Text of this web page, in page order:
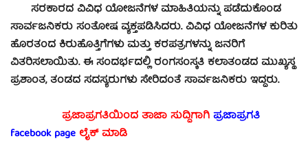
ಸರಕಾರದ ವಿವಿಧ ಯೋಜನೆಗಳ ಮಾಹಿತಿಯನ್ನು ಪಡೆದುಕೊಂಡ
ಸಾರ್ವಜನಿಕರು ಸಂತೋಷ ವ್ಯಕ್ತಪಡಿಸಿದರು. ವಿವಿಧ ಯೋಜನೆಗಳ ಕುರಿತು
ಹೊರತಂದ ಕಿರುಹೊತ್ತಿಗೆಗಳು ಮತ್ತು ಕರಪತ್ರಗಳನ್ನು ಜನರಿಗೆ
ವಿತರಿಸಲಾಯಿತು. ಈ ಸಂದರ್ಭದಲ್ಲಿ ರಂಗಸಂಸ್ಕತಿ ಕಲಾತಂಡದ ಮುಖ್ಯಸ್ಥ
ಪ್ರಶಾಂತ, ತಂಡದ ಸದಸ್ಯರುಗಳು ಸೇರಿದಂತೆ ಸಾರ್ವಜನಿಕರು ಇದ್ದರು.
ಪ್ರಜಾಪ್ರಗತಿಯಿಂದ ತಾಜಾ ಸುದ್ದಿಗಾಗಿಪ್ರಜಾಪ್ರಗತಿ
facebook page ಲೈಕ್ ಮಾಡಿ